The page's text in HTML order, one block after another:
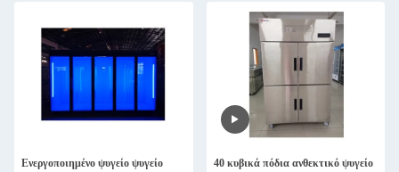
Ενεργοποιημένο ψυγείο ψυγείο
40 κυβικά πόδια ανθεκτικό ψυγείο